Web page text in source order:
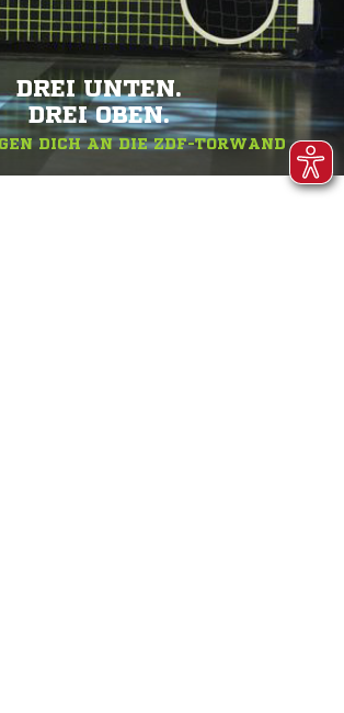
DREI UNTEN.
DREI OBEN.
DICH AN DIE ZDF-TORWAND